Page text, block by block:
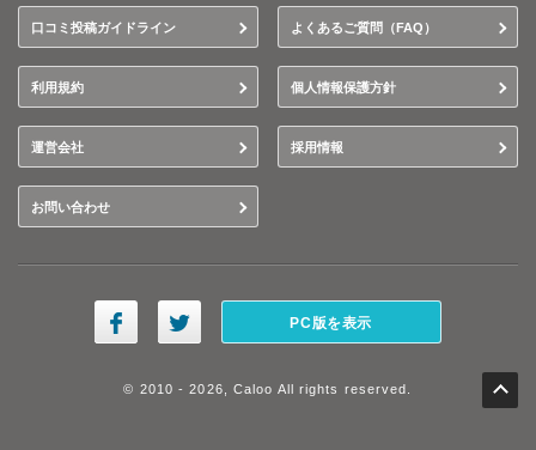
口コミ投稿ガイドライン よくあるご質問（FAQ）
利用規約 個人情報保護方針
運営会社 採用情報
お問い合わせ
PC版を表示
© 2010 - 2026, Caloo All rights reserved.